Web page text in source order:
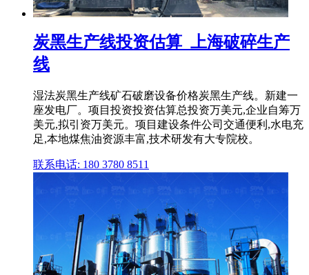
炭黑生产线投资估算_上海破碎生产
线
湿法炭黑生产线矿石破磨设备价格炭黑生产线。新建一
座发电厂。项目投资投资估算总投资万美元,企业自筹万
美元,拟引资万美元。项目建设条件公司交通便利,水电充
足,本地煤焦油资源丰富,技术研发有大专院校。
联系电话: 180 3780 8511